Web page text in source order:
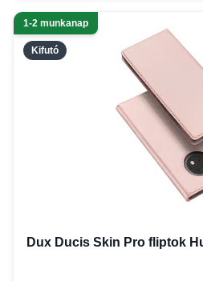
Kifutó
1-2 munkanap
Dux Ducis Skin Pro fliptok